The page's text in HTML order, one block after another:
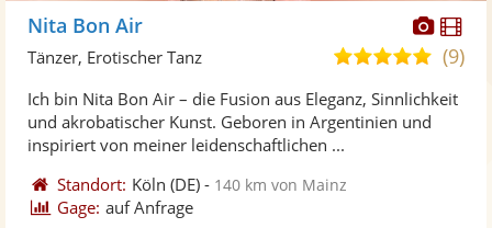
Fotos
Nita Bon Air
4,8
5
(9)
Tänzer, Erotischer Tanz
Ich bin Nita Bon Air – die Fusion aus Eleganz, Sinnlichkeit
und akrobatischer Kunst. Geboren in Argentinien und
inspiriert von meiner leidenschaftlichen ...
Standort: Köln (DE) - 140 km von Mainz
Gage: auf Anfrage